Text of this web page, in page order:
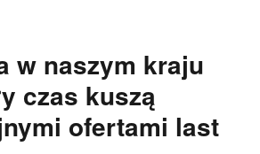
w naszym kraju
czas kuszą
ofertami last